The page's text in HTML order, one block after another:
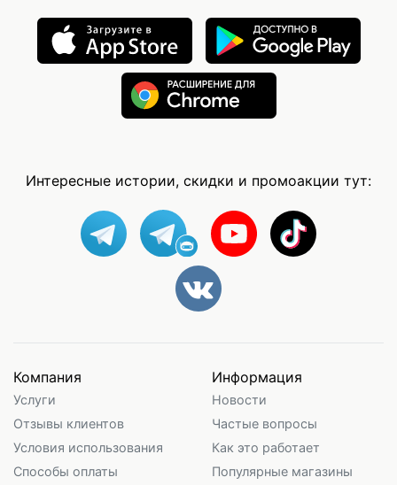
Интересные истории, скидки и промоакции тут:
Компания
Услуги
Отзывы клиентов
Условия использования
Способы оплаты
Информация
Новости
Частые вопросы
Как это работает
Популярные магазины